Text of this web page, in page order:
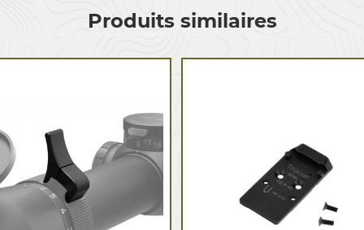
Produits similaires